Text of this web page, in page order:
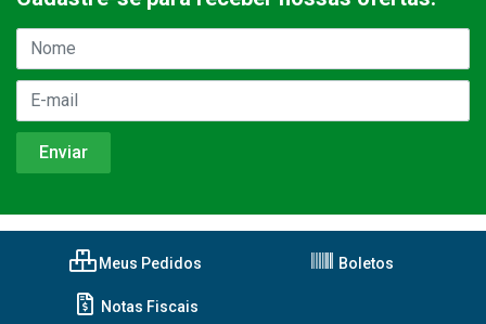
Meus Pedidos Boletos
Notas Fiscais